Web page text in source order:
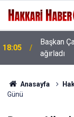
18:05
Başkan
ağırladı
Anasayfa
Günü